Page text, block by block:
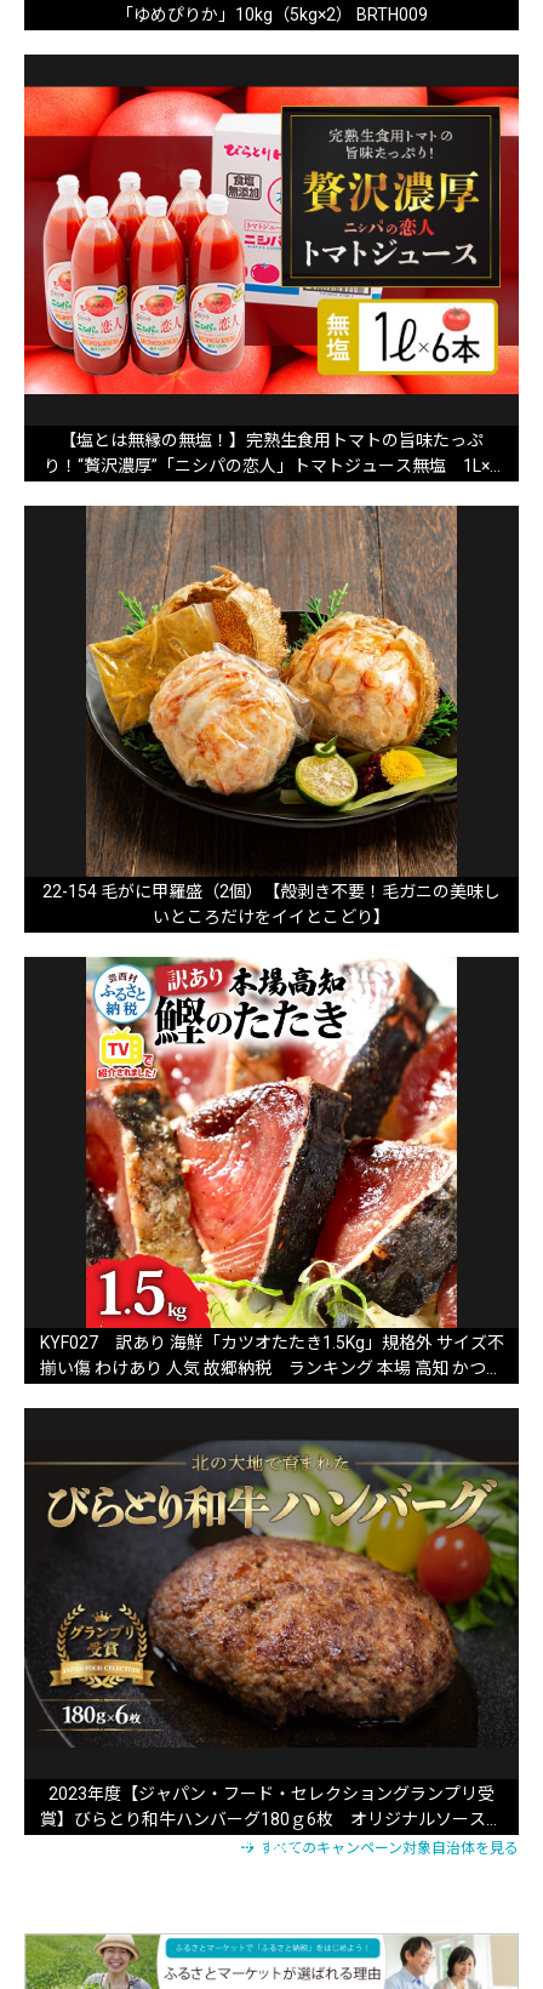
「ゆめぴりか」10kg（5kg×2） BRTH009
【塩とは無縁の無塩！】完熟生食用トマトの旨味たっぷ
り！“贅沢濃厚”「ニシパの恋人」トマトジュース無塩 1L×6
22-154 毛がに甲羅盛（2個）【殻剥き不要！毛ガニの美味し
いところだけをイイとこどり】
KYF027 訳あり 海鮮「カツオたたき1.5Kg」規格外 サイズ不
揃い傷 わけあり 人気 故郷納税 ランキング 本場 高知 かつお
2023年度【ジャパン・フード・セレクショングランプリ受
賞】びらとり和牛ハンバーグ180ｇ6枚 オリジナルソース付
BRTB027
すべてのキャンペーン対象自治体を見る